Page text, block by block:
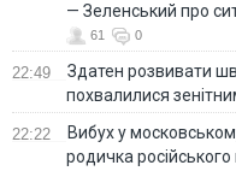
— Зеленський про
61 0
22:49
Здатен розвивати
похвалилися
22:22
Вибух у
родичка